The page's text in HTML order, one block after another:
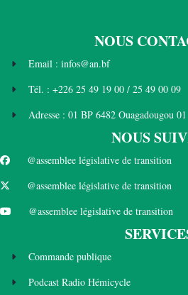
NOUS
Email : infos@an.bf
Tél. : +226 25 49 19 00 / 25 49 00 09
Adresse : 01 BP 6482 Ouagadougou 01
NOUS
@assemblee législative de transition
@assemblee législative de transition
@assemblee législative de transition
Commande publique
Podcast Radio Hémicycle